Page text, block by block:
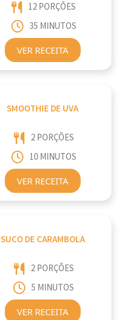
12 PORÇÕES
35 MINUTOS
VER RECEITA
SMOOTHIE DE UVA
2 PORÇÕES
10 MINUTOS
VER RECEITA
SUCO DE CARAMBOLA
2 PORÇÕES
5 MINUTOS
VER RECEITA